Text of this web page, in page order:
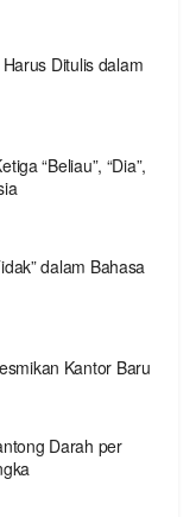
Harus Ditulis dalam
“Beliau”, “Dia”,
dalam Bahasa
Kantor Baru
Darah per